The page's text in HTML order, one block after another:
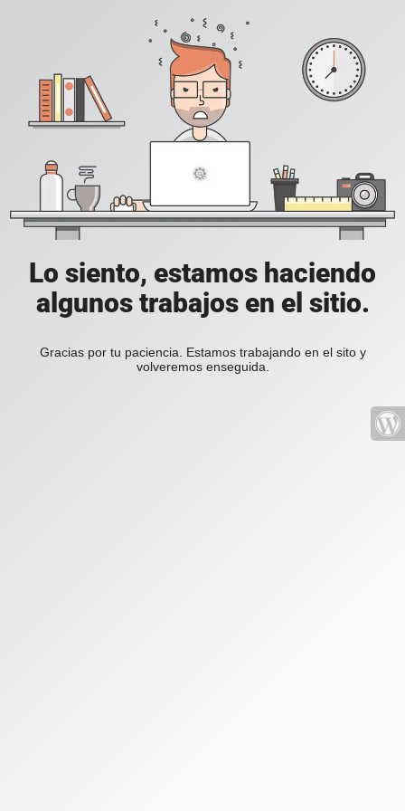
Lo siento, estamos haciendo
algunos trabajos en el sitio.
Gracias por tu paciencia. Estamos trabajando en el sito y
volveremos enseguida.